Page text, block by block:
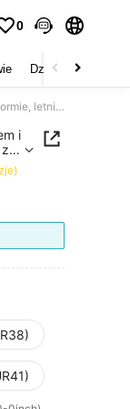
0
Dzieci
Damskie sandały na obcasie z metalicznym zdobieniem i paskiem wokół kostki, efektowne sandały na obcasie z brokatem na imprezę, seksowne, na platformie, letnie stylizacje
i